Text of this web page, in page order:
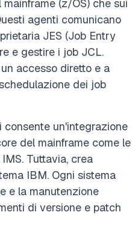
(z/OS) che sui
agenti comunicano
JES (Job Entry
e gestire i job JCL.
accesso diretto e a
dei job
consente un'integrazione
del mainframe come le
Tuttavia, crea
IBM. Ogni sistema
e la manutenzione
di versione e patch